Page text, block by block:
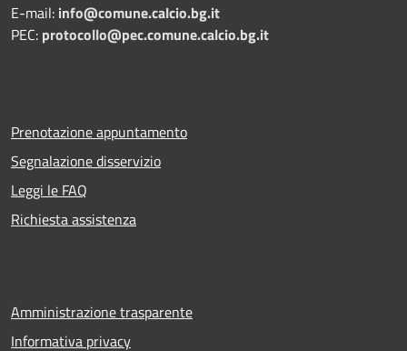
E-mail: info@comune.calcio.bg.it
PEC: protocollo@pec.comune.calcio.bg.it
Prenotazione appuntamento
Segnalazione disservizio
Leggi le FAQ
Richiesta assistenza
Amministrazione trasparente
Informativa privacy